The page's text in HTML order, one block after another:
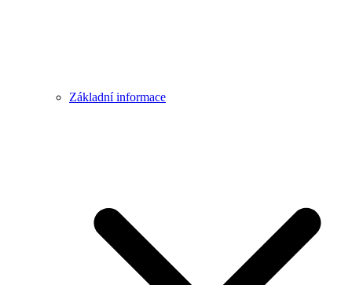
Základní informace